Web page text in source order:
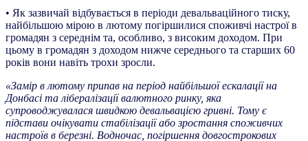
• Як зазвичай відбувається в періоди девальваційного тиску,
найбільшою мірою в лютому погіршилися споживчі настрої в
громадян з середнім та, особливо, з високим доходом. При
цьому в громадян з доходом нижче середнього та старших 60
років вони навіть трохи зросли.
«Замір в лютому припав на період найбільшої ескалації на
Донбасі та лібералізації валютного ринку, яка
супроводжувалася швидкою девальвацією гривні. Тому є
підстави очікувати стабілізації або зростання споживчих
настроїв в березні. Водночас, погіршення довгострокових